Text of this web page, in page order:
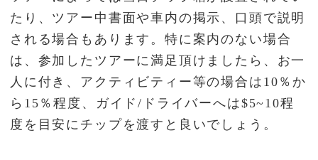
たり、ツアー中書面や車内の掲示、口頭で説明
される場合もあります。特に案内のない場合
は、参加したツアーに満足頂けましたら、お一
人に付き、アクティビティー等の場合は10％か
ら15％程度、ガイド/ドライバーへは$5~10程
度を目安にチップを渡すと良いでしょう。